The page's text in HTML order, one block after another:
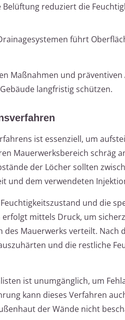
Belüftung reduziert die
führt
Maßnahmen und präventiven
langfristig schützen.
ist essenziell, um
Mauerwerksbereich schräg
der Löcher sollten
und dem verwendeten
und die
mittels Druck, um
Mauerwerks verteilt. Nach
und die restliche
ist unumgänglich, um
kann dieses Verfahren
der Wände nicht